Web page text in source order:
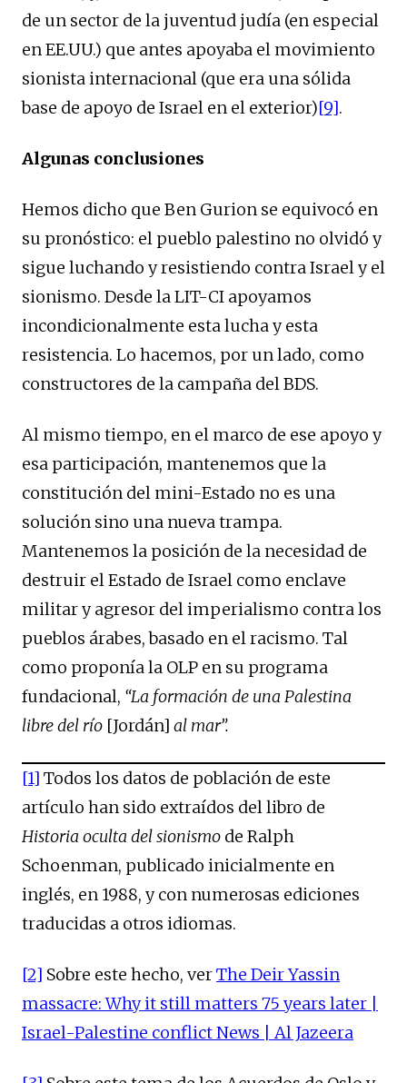
de un sector de la juventud judía (en especial
en EE.UU.) que antes apoyaba el movimiento
sionista internacional (que era una sólida
base de apoyo de Israel en el exterior)[9].
Algunas conclusiones
Hemos dicho que Ben Gurion se equivocó en
su pronóstico: el pueblo palestino no olvidó y
sigue luchando y resistiendo contra Israel y el
sionismo. Desde la LIT-CI apoyamos
incondicionalmente esta lucha y esta
resistencia. Lo hacemos, por un lado, como
constructores de la campaña del BDS.
Al mismo tiempo, en el marco de ese apoyo y
esa participación, mantenemos que la
constitución del mini-Estado no es una
solución sino una nueva trampa.
Mantenemos la posición de la necesidad de
destruir el Estado de Israel como enclave
militar y agresor del imperialismo contra los
pueblos árabes, basado en el racismo. Tal
como proponía la OLP en su programa
fundacional, “La formación de una Palestina
libre del río [Jordán] al mar”.
[1] Todos los datos de población de este
artículo han sido extraídos del libro de
Historia oculta del sionismo de Ralph
Schoenman, publicado inicialmente en
inglés, en 1988, y con numerosas ediciones
traducidas a otros idiomas.
[2] Sobre este hecho, verThe Deir Yassin
massacre: Why it still matters 75 years later |
Israel-Palestine conflict News | Al Jazeera